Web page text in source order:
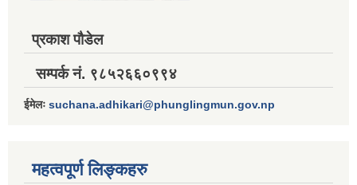
प्रकाश पौडेल
सम्पर्क नं. ९८५२६६०९९४
ईमेलः suchana.adhikari@phunglingmun.gov.np
महत्वपूर्ण लिङ्कहरु